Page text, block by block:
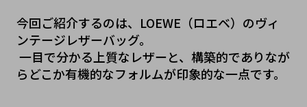
今回ご紹介するのは、LOEWE（ロエベ）のヴィ
ンテージレザーバッグ。
らどこか有機的なフォルムが印象的な一点です。